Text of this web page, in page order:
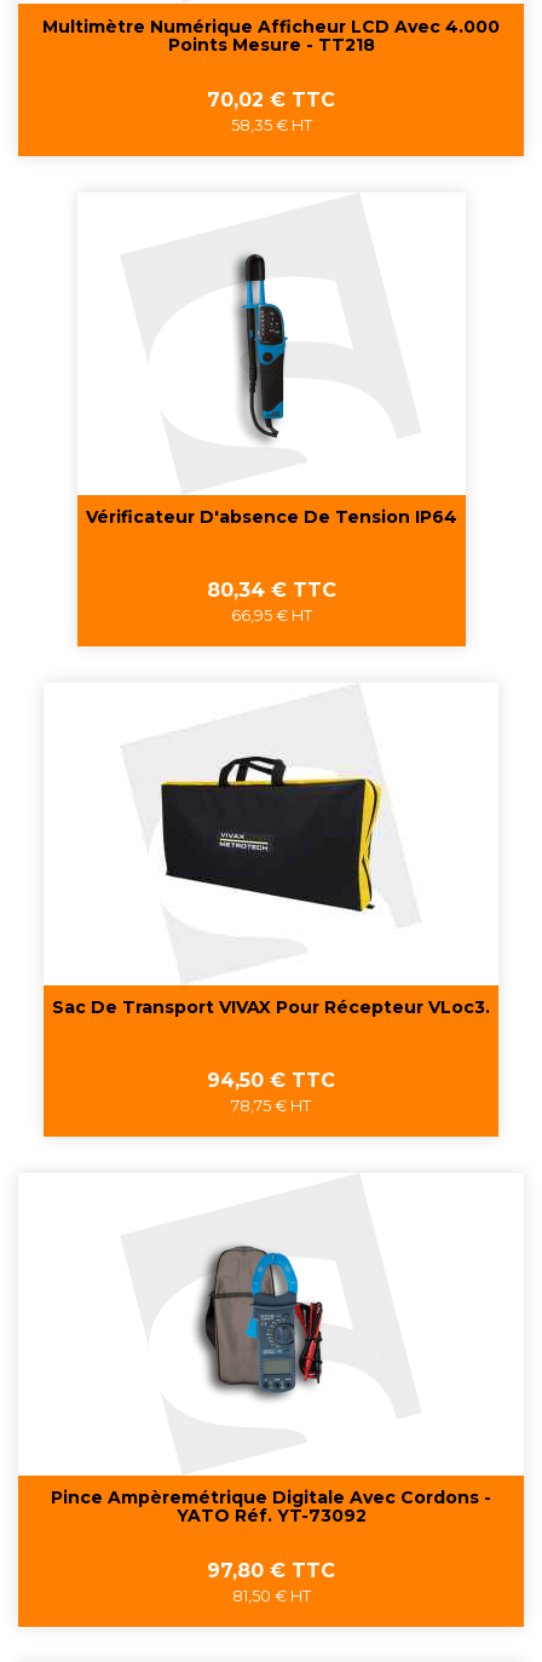
Multimètre Numérique Afficheur LCD Avec 4.000
Points Mesure - TT218
Prix
70,02 € TTC
58,35 € HT
Vérificateur D'absence De Tension IP64
Prix
80,34 € TTC
66,95 € HT
Sac De Transport VIVAX Pour Récepteur VLoc3.
Prix
94,50 € TTC
78,75 € HT
Pince Ampèremétrique Digitale Avec Cordons -
YATO Réf. YT-73092
Prix
97,80 € TTC
81,50 € HT